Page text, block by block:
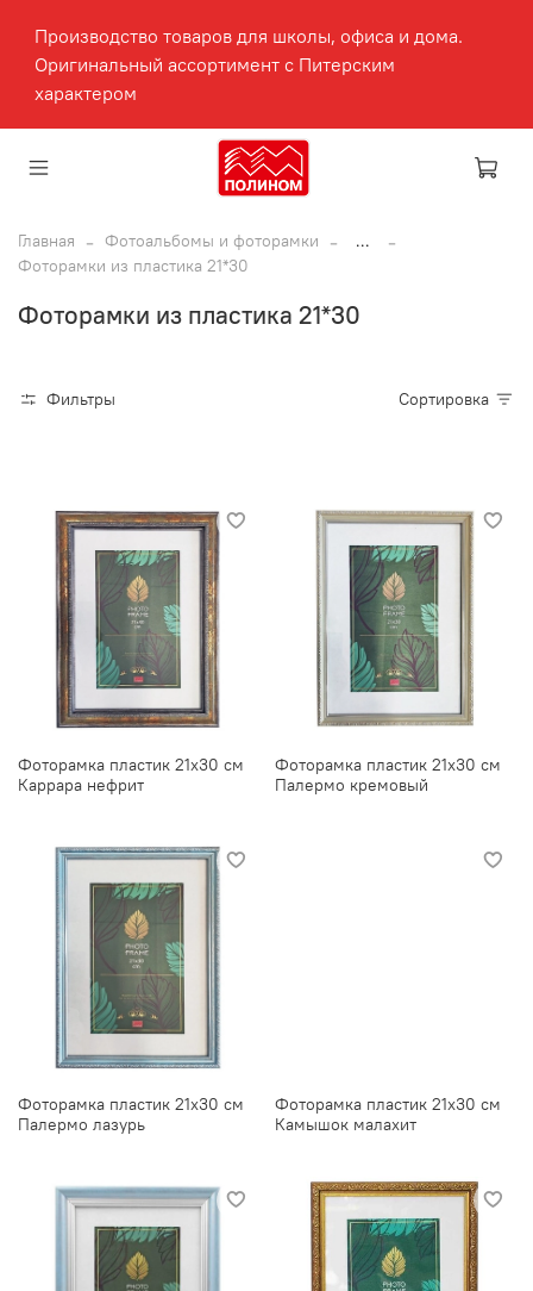
Производство товаров для школы, офиса и дома.
Оригинальный ассортимент с Питерским
характером
Главная Фотоальбомы и фоторамки
...
Фоторамки из пластика 21*30
Фоторамки из пластика 21*30
Фильтры Сортировка
Фоторамка пластик 21х30 см
Каррара нефрит
Фоторамка пластик 21х30 см
Палермо кремовый
Фоторамка пластик 21х30 см
Палермо лазурь
Фоторамка пластик 21х30 см
Камышок малахит